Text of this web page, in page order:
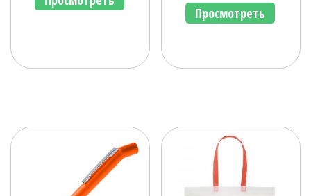
Просмотреть